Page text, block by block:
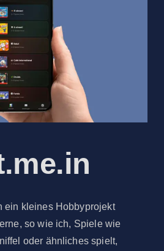
ein kleines Hobbyprojekt
so wie ich, Spiele wie
oder ähnliches spielt,